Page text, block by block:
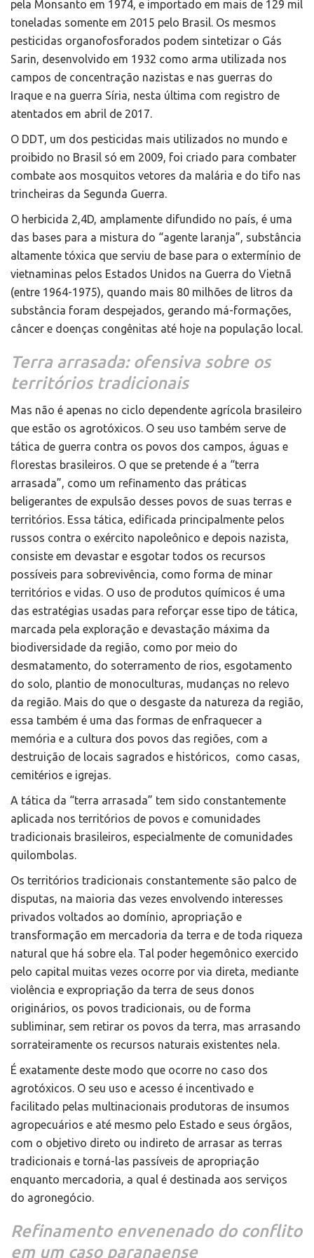
pela Monsanto em 1974, e importado em mais de 129 mil
toneladas somente em 2015 pelo Brasil. Os mesmos
pesticidas organofosforados podem sintetizar o Gás
Sarin, desenvolvido em 1932 como arma utilizada nos
campos de concentração nazistas e nas guerras do
Iraque e na guerra Síria, nesta última com registro de
atentados em abril de 2017.
O DDT, um dos pesticidas mais utilizados no mundo e
proibido no Brasil só em 2009, foi criado para combater
combate aos mosquitos vetores da malária e do tifo nas
trincheiras da Segunda Guerra.
O herbicida 2,4D, amplamente difundido no país, é uma
das bases para a mistura do “agente laranja”, substância
altamente tóxica que serviu de base para o extermínio de
vietnaminas pelos Estados Unidos na Guerra do Vietnã
(entre 1964-1975), quando mais 80 milhões de litros da
substância foram despejados, gerando má-formações,
câncer e doenças congênitas até hoje na população local.
Terra arrasada: ofensiva sobre os
territórios tradicionais
Mas não é apenas no ciclo dependente agrícola brasileiro
que estão os agrotóxicos. O seu uso também serve de
tática de guerra contra os povos dos campos, águas e
florestas brasileiros. O que se pretende é a “terra
arrasada”, como um refinamento das práticas
beligerantes de expulsão desses povos de suas terras e
territórios. Essa tática, edificada principalmente pelos
russos contra o exército napoleônico e depois nazista,
consiste em devastar e esgotar todos os recursos
possíveis para sobrevivência, como forma de minar
territórios e vidas. O uso de produtos químicos é uma
das estratégias usadas para reforçar esse tipo de tática,
marcada pela exploração e devastação máxima da
biodiversidade da região, como por meio do
desmatamento, do soterramento de rios, esgotamento
do solo, plantio de monoculturas, mudanças no relevo
da região. Mais do que o desgaste da natureza da região,
essa também é uma das formas de enfraquecer a
memória e a cultura dos povos das regiões, com a
destruição de locais sagrados e históricos, como casas,
cemitérios e igrejas.
A tática da “terra arrasada” tem sido constantemente
aplicada nos territórios de povos e comunidades
tradicionais brasileiros, especialmente de comunidades
quilombolas.
Os territórios tradicionais constantemente são palco de
disputas, na maioria das vezes envolvendo interesses
privados voltados ao domínio, apropriação e
transformação em mercadoria da terra e de toda riqueza
natural que há sobre ela. Tal poder hegemônico exercido
pelo capital muitas vezes ocorre por via direta, mediante
violência e expropriação da terra de seus donos
originários, os povos tradicionais, ou de forma
subliminar, sem retirar os povos da terra, mas arrasando
sorrateiramente os recursos naturais existentes nela.
É exatamente deste modo que ocorre no caso dos
agrotóxicos. O seu uso e acesso é incentivado e
facilitado pelas multinacionais produtoras de insumos
agropecuários e até mesmo pelo Estado e seus órgãos,
com o objetivo direto ou indireto de arrasar as terras
tradicionais e torná-las passíveis de apropriação
enquanto mercadoria, a qual é destinada aos serviços
do agronegócio.
Refinamento envenenado do conflito
em um caso paranaense